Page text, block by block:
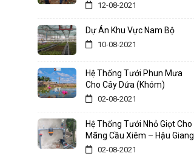
12-08-2021
Dự Án Khu Vực Nam Bộ
10-08-2021
Hệ Thống Tưới Phun Mưa
Cho Cây Dứa (Khóm)
02-08-2021
Hệ Thống Tưới Nhỏ Giọt Cho
Mãng Cầu Xiêm – Hậu Giang
02-08-2021